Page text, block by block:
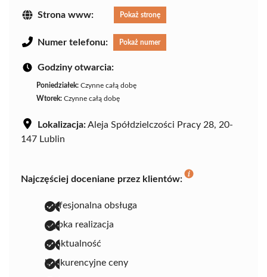
Strona www: Pokaż stronę
Numer telefonu: Pokaż numer
Godziny otwarcia:
Poniedziałek: Czynne całą dobę
Wtorek: Czynne całą dobę
Lokalizacja:Aleja Spółdzielczości Pracy 28, 20-
147 Lublin
Najczęściej doceniane przez klientów:
profesjonalna obsługa
szybka realizacja
punktualność
konkurencyjne ceny